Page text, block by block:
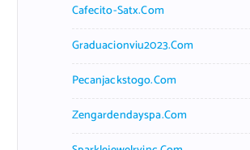
Cafecito-Satx.com
Graduacionviu2023.com
Pecanjackstogo.com
Zengardendayspa.com